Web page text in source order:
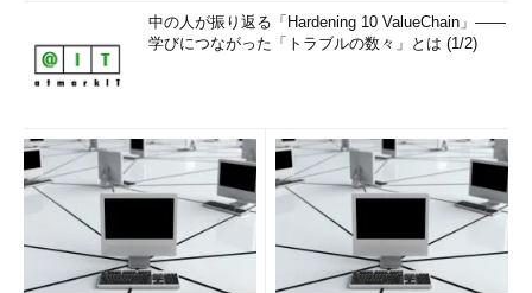
中の人が振り返る「Hardening 10 ValueChain」――
学びにつながった「トラブルの数々」とは (1/2)